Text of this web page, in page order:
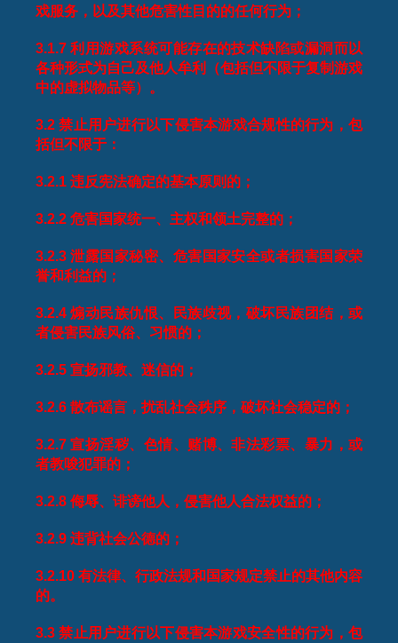
戏服务，以及其他危害性目的的任何行为；
3.1.7利用游戏系统可能存在的技术缺陷或漏洞而以
各种形式为自己及他人牟利（包括但不限于复制游戏
中的虚拟物品等）。
3.2禁止用户进行以下侵害本游戏合规性的行为，包
括但不限于：
3.2.1 违反宪法确定的基本原则的；
3.2.2 危害国家统一、主权和领土完整的；
3.2.3泄露国家秘密、危害国家安全或者损害国家荣
誉和利益的；
3.2.4煽动民族仇恨、民族歧视，破坏民族团结，或
者侵害民族风俗、习惯的；
3.2.5 宣扬邪教、迷信的；
3.2.6 散布谣言，扰乱社会秩序，破坏社会稳定的；
3.2.7宣扬淫秽、色情、赌博、非法彩票、暴力，或
者教唆犯罪的；
3.2.8 侮辱、诽谤他人，侵害他人合法权益的；
3.2.9 违背社会公德的；
3.2.10 有法律、行政法规和国家规定禁止的其他内容
的。
3.3禁止用户进行以下侵害本游戏安全性的行为，包